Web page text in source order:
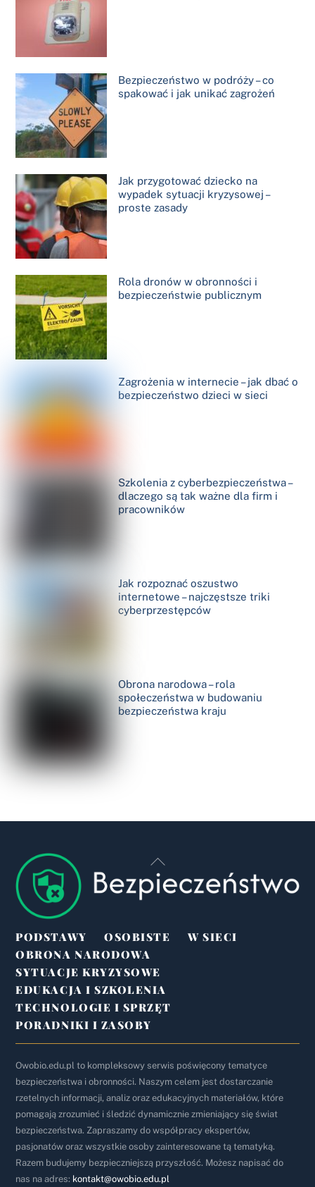
Bezpieczeństwo w podróży – co
spakować i jak unikać zagrożeń
Jak przygotować dziecko na
wypadek sytuacji kryzysowej –
proste zasady
Rola dronów w obronności i
bezpieczeństwie publicznym
Zagrożenia w internecie – jak dbać o
bezpieczeństwo dzieci w sieci
Szkolenia z cyberbezpieczeństwa –
dlaczego są tak ważne dla firm i
pracowników
Jak rozpoznać oszustwo
internetowe – najczęstsze triki
cyberprzestępców
Obrona narodowa – rola
społeczeństwa w budowaniu
bezpieczeństwa kraju
Back
To
Top
PODSTAWY OSOBISTE
W SIECI
OBRONA NARODOWA
SYTUACJE KRYZYSOWE
EDUKACJA I SZKOLENIA
TECHNOLOGIE I SPRZĘT
PORADNIKI I ZASOBY
Owobio.edu.pl to kompleksowy serwis poświęcony tematyce
bezpieczeństwa i obronności. Naszym celem jest dostarczanie
rzetelnych informacji, analiz oraz edukacyjnych materiałów, które
pomagają zrozumieć i śledzić dynamicznie zmieniający się świat
bezpieczeństwa. Zapraszamy do współpracy ekspertów,
pasjonatów oraz wszystkie osoby zainteresowane tą tematyką.
Razem budujemy bezpieczniejszą przyszłość. Możesz napisać do
nas na adres: kontakt@owobio.edu.pl